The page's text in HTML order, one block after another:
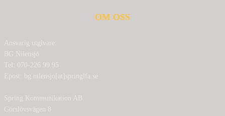
OM OSS
Ansvarig utgivare:
BG Nilensjö
Tel: 070-226 99 95
Epost: bg.nilensjo[at]springlfa.se
Spring Kommunikation AB
Görslövsvägen 8